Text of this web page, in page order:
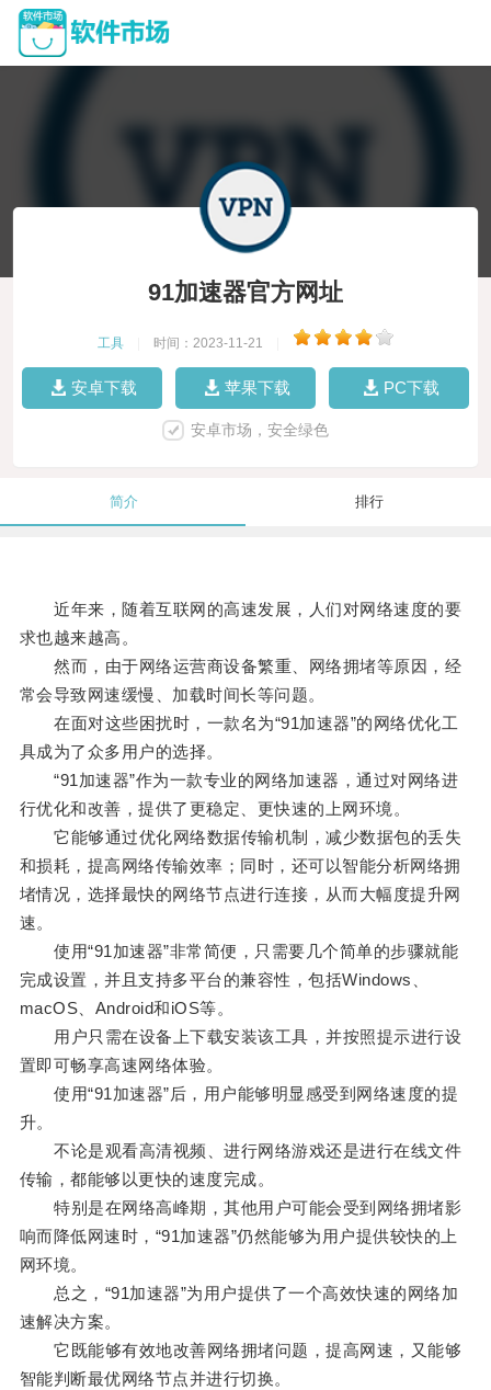
91加速器官方网址
工具 时间：2023-11-21
安卓下载 苹果下载 PC下载
安卓市场，安全绿色
简介 排行
近年来，随着互联网的高速发展，人们对网络速度的要
求也越来越高。
然而，由于网络运营商设备繁重、网络拥堵等原因，经
常会导致网速缓慢、加载时间长等问题。
在面对这些困扰时，一款名为“91加速器”的网络优化工
具成为了众多用户的选择。
“91加速器”作为一款专业的网络加速器，通过对网络进
行优化和改善，提供了更稳定、更快速的上网环境。
它能够通过优化网络数据传输机制，减少数据包的丢失
和损耗，提高网络传输效率；同时，还可以智能分析网络拥
堵情况，选择最快的网络节点进行连接，从而大幅度提升网
速。
使用“91加速器”非常简便，只需要几个简单的步骤就能
完成设置，并且支持多平台的兼容性，包括Windows、
macOS、Android和iOS等。
用户只需在设备上下载安装该工具，并按照提示进行设
置即可畅享高速网络体验。
使用“91加速器”后，用户能够明显感受到网络速度的提
升。
不论是观看高清视频、进行网络游戏还是进行在线文件
传输，都能够以更快的速度完成。
特别是在网络高峰期，其他用户可能会受到网络拥堵影
响而降低网速时，“91加速器”仍然能够为用户提供较快的上
网环境。
总之，“91加速器”为用户提供了一个高效快速的网络加
速解决方案。
它既能够有效地改善网络拥堵问题，提高网速，又能够
智能判断最优网络节点并进行切换。